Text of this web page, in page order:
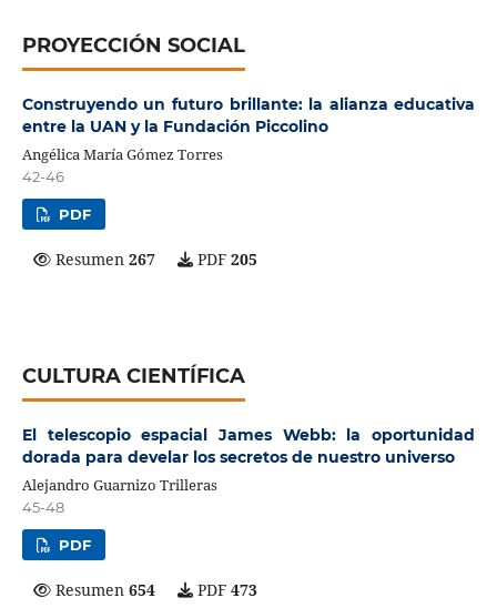
PROYECCIÓN SOCIAL
Construyendo un futuro brillante: la alianza educativa
entre la UAN y la Fundación Piccolino
Angélica María Gómez Torres
42-46
PDF
Resumen 267 PDF 205
CULTURA CIENTÍFICA
El telescopio espacial James Webb: la oportunidad
dorada para develar los secretos de nuestro universo
Alejandro Guarnizo Trilleras
45-48
PDF
Resumen 654 PDF 473